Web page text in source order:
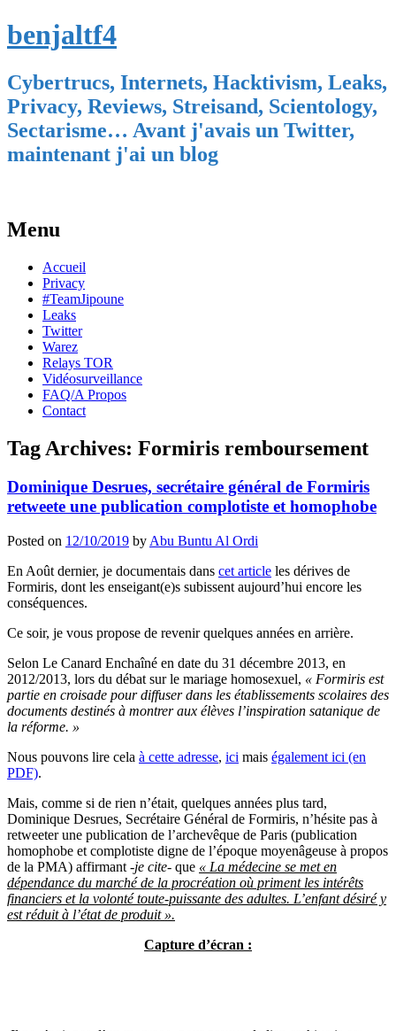
benjaltf4
Cybertrucs, Internets, Hacktivism, Leaks,
Privacy, Reviews, Streisand, Scientology,
Sectarisme… Avant j'avais un Twitter,
maintenant j'ai un blog
Menu
Skip
content
Accueil
Privacy
#TeamJipoune
Leaks
Twitter
Warez
Relays TOR
Vidéosurveillance
FAQ/A Propos
Contact
Tag Archives: Formiris remboursement
Dominique Desrues, secrétaire général de Formiris
retweete une publication complotiste et homophobe
Posted on 12/10/2019 by Abu Buntu Al Ordi
En Août dernier, je documentais dans cet article les dérives de
Formiris, dont les enseigant(e)s subissent aujourd’hui encore les
conséquences.
Ce soir, je vous propose de revenir quelques années en arrière.
Selon Le Canard Enchaîné en date du 31 décembre 2013, en
2012/2013, lors du débat sur le mariage homosexuel, « Formiris est
partie en croisade pour diffuser dans les établissements scolaires des
documents destinés à montrer aux élèves l’inspiration satanique de
la réforme. »
Nous pouvons lire cela à cette adresse, ici mais également ici (en
PDF).
Mais, comme si de rien n’était, quelques années plus tard,
Dominique Desrues, Secrétaire Général de Formiris, n’hésite pas à
retweeter une publication de l’archevêque de Paris (publication
homophobe et complotiste digne de l’époque moyenâgeuse à propos
de la PMA) affirmant -je cite- que « La médecine se met en
dépendance du marché de la procréation où priment les intérêts
financiers et la volonté toute-puissante des adultes. L’enfant désiré y
est réduit à l’état de produit ».
Capture d’écran :